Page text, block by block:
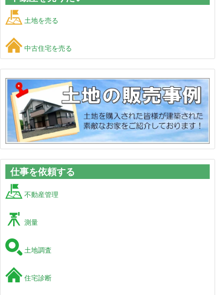
土地を売る
中古住宅を売る
仕事を依頼する
不動産管理
測量
土地調査
住宅診断